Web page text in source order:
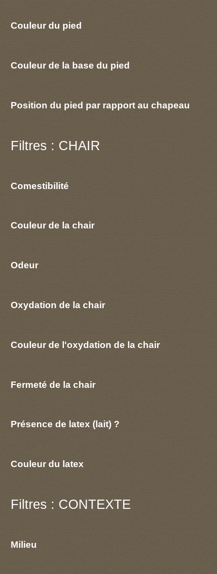
Couleur du pied
Couleur de la base du pied
Position du pied par rapport au chapeau
Filtres : CHAIR
Comestibilité
Couleur de la chair
Odeur
Oxydation de la chair
Couleur de l'oxydation de la chair
Fermeté de la chair
Présence de latex (lait) ?
Couleur du latex
Filtres : CONTEXTE
Milieu